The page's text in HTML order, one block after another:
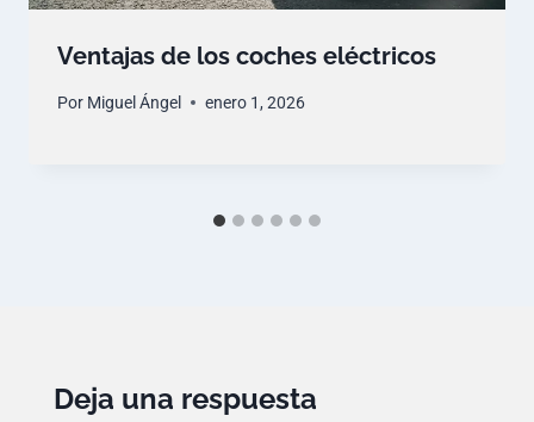
Ventajas de los coches eléctricos
Por Miguel Ángel enero 1, 2026
Deja una respuesta